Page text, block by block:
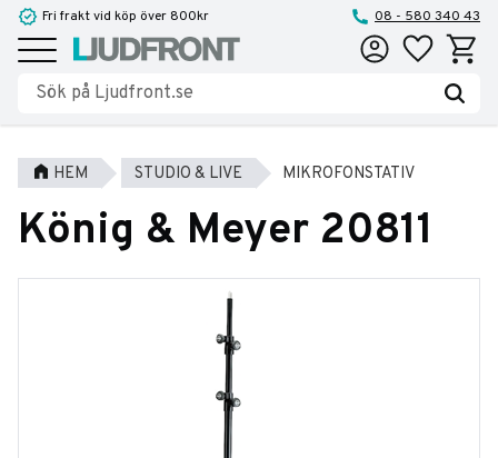
Meny
Fri frakt vid köp över 800kr 08 - 580 340 43
Favoriter
HEM STUDIO & LIVE MIKROFONSTATIV
König & Meyer 20811